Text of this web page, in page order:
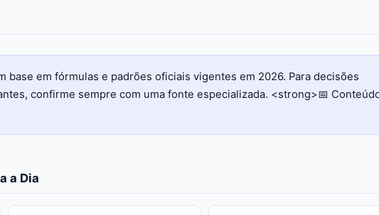
base em fórmulas e padrões oficiais vigentes em 2026. Para decisões
confirme sempre com uma fonte especializada. <strong>📅
a Dia